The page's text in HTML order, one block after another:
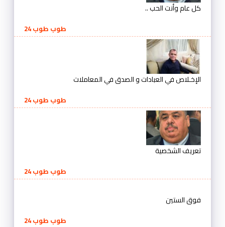
كل عام وأنت الحب ..
طوب طوب 24
الإخـلاص في العبادات و الصدق في المعاملات
طوب طوب 24
تعريف الشخصية
طوب طوب 24
فوق الستين
طوب طوب 24